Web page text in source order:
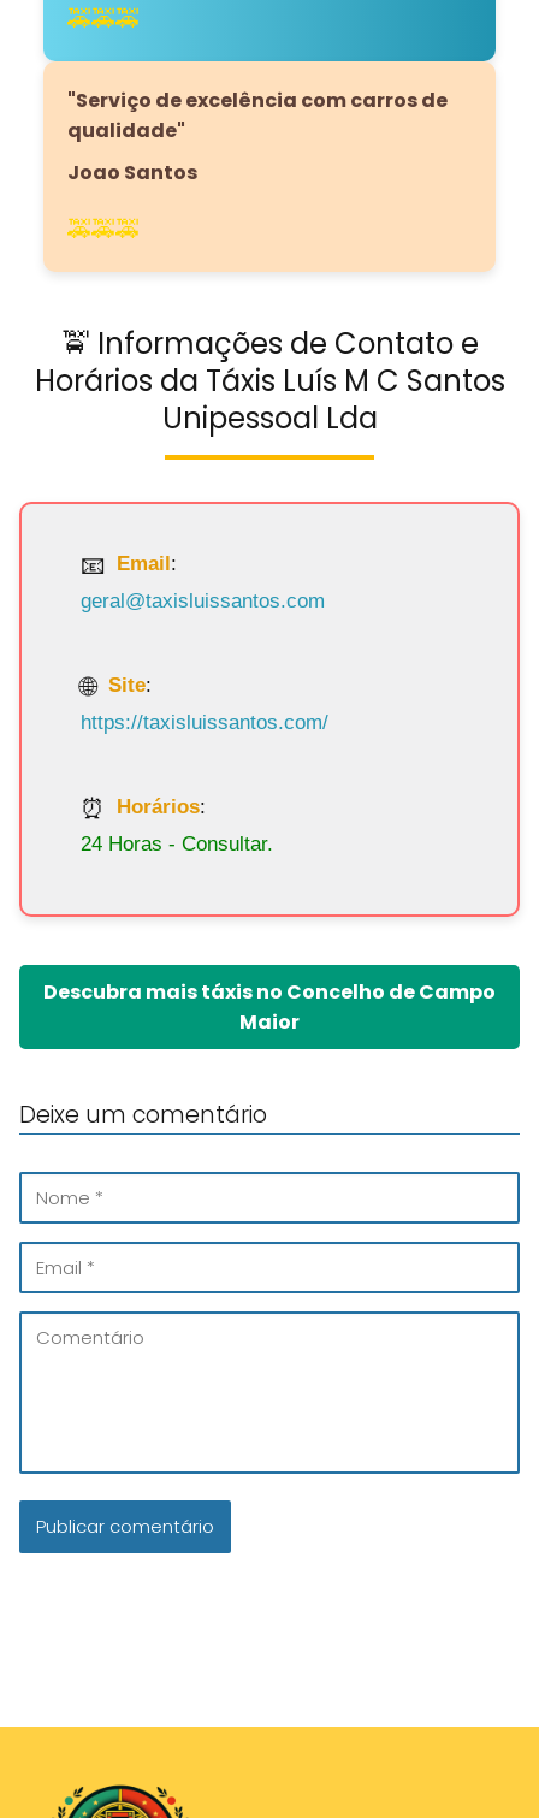
🚕🚕🚕
"Serviço de excelência com carros de
qualidade"
Joao Santos
🚕🚕🚕
🚖 Informações de Contato e
Horários da Táxis Luís M C Santos
Unipessoal Lda
Email:
geral@taxisluissantos.com
Site:
https://taxisluissantos.com/
Horários:
24 Horas - Consultar.
Descubra mais táxis no Concelho de Campo
Maior
Deixe um comentário